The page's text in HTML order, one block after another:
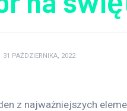
31 PAŹDZIERNIKA, 2022
z najważniejszych